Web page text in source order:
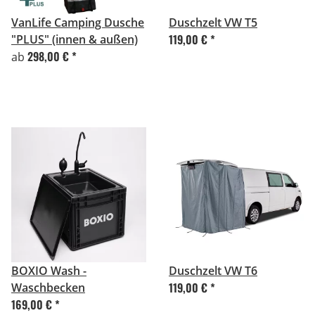
VanLife Camping Dusche
"PLUS" (innen & außen)
ab 298,00 €*
Duschzelt VW T5
119,00 €*
BOXIO Wash -
Waschbecken
169,00 €*
Duschzelt VW T6
119,00 €*